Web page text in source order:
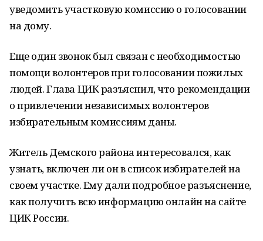
уведомить участковую комиссию о голосовании
на дому.
Еще один звонок был связан с необходимостью
помощи волонтеров при голосовании пожилых
людей. Глава ЦИК разъяснил, что рекомендации
о привлечении независимых волонтеров
избирательным комиссиям даны.
Житель Демского района интересовался, как
узнать, включен ли он в список избирателей на
своем участке. Ему дали подробное разъяснение,
как получить всю информацию онлайн на сайте
ЦИК России.